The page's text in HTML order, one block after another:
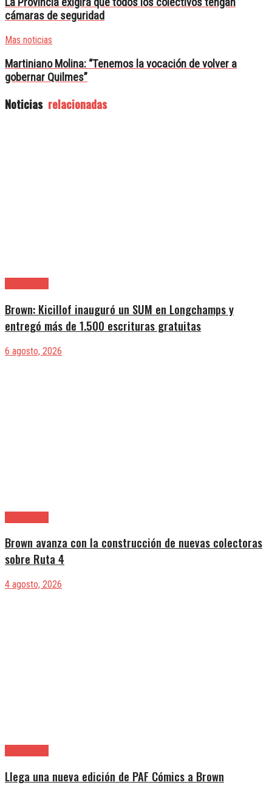
La Provincia exigirá que todos los colectivos tengan
cámaras de seguridad
Mas noticias
Martiniano Molina: “Tenemos la vocación de volver a
gobernar Quilmes”
Noticias relacionadas
Brown: Kicillof inauguró un SUM en Longchamps y
entregó más de 1.500 escrituras gratuitas
6 agosto, 2026
Brown avanza con la construcción de nuevas colectoras
sobre Ruta 4
4 agosto, 2026
Llega una nueva edición de PAF Cómics a Brown